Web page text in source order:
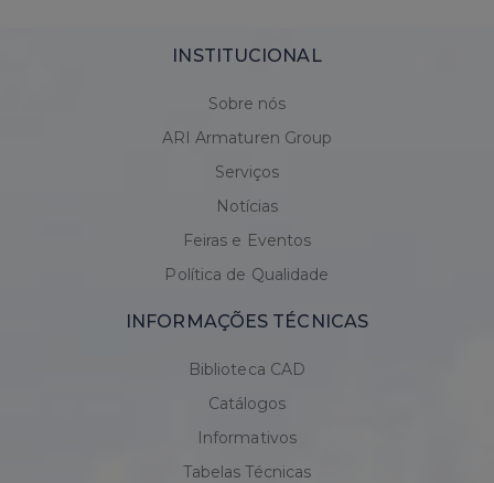
INSTITUCIONAL
Sobre nós
ARI Armaturen Group
Serviços
Notícias
Feiras e Eventos
Política de Qualidade
INFORMAÇÕES TÉCNICAS
Biblioteca CAD
Catálogos
Informativos
Tabelas Técnicas